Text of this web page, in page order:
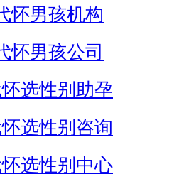
怀男孩机构
怀男孩公司
选性别助孕
选性别咨询
选性别中心